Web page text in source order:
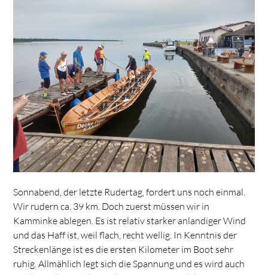
Sonnabend, der letzte Rudertag, fordert uns noch einmal.
Wir rudern ca. 39 km. Doch zuerst müssen wir in
Kamminke ablegen. Es ist relativ starker anlandiger Wind
und das Haff ist, weil flach, recht wellig. In Kenntnis der
Streckenlänge ist es die ersten Kilometer im Boot sehr
ruhig. Allmählich legt sich die Spannung und es wird auch